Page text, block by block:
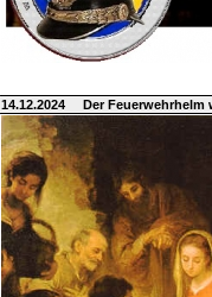
14.12.2024 Der